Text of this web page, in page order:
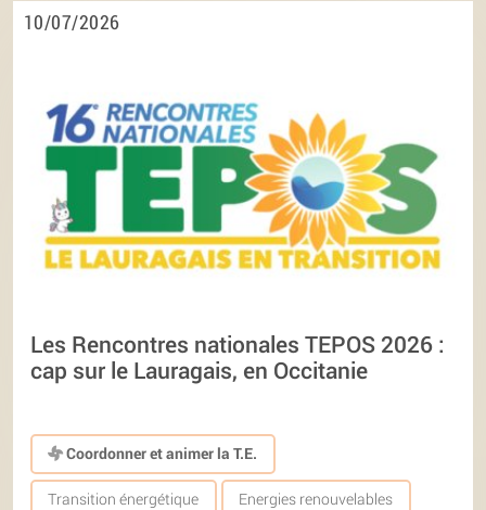
10/07/2026
Les Rencontres nationales TEPOS 2026 :
cap sur le Lauragais, en Occitanie
Coordonner et animer la T.E.
Transition énergétique Energies renouvelables